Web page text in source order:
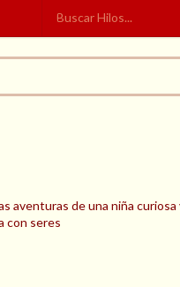
aventuras de una niña
con seres